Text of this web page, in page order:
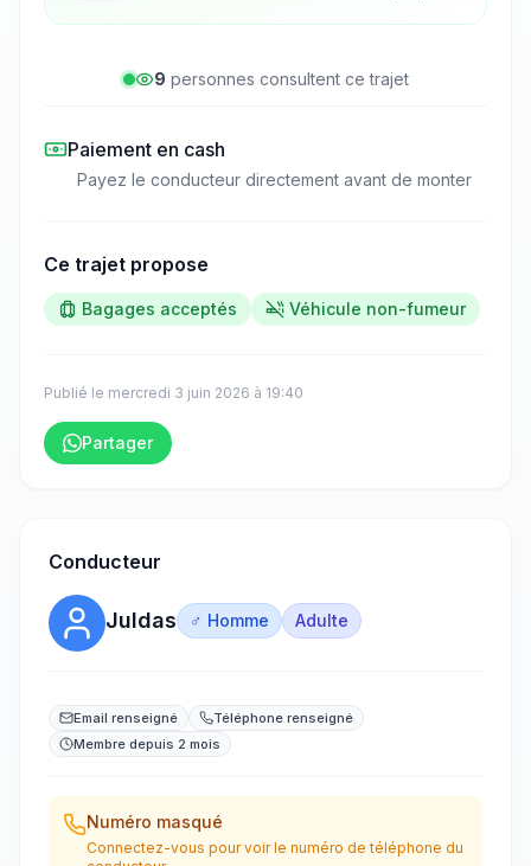
9 personnes consultentce trajet
Paiement en cash
Payez le conducteur directement avant de monter
Ce trajet propose
Bagages acceptés Véhicule non-fumeur
Publié le mercredi 3 juin 2026 à 19:40
Partager
Conducteur
Juldas ♂ Homme Adulte
Email renseigné
Téléphone renseigné
Membre depuis 2 mois
Numéro masqué
Connectez-vous pour voir le numéro de téléphone du